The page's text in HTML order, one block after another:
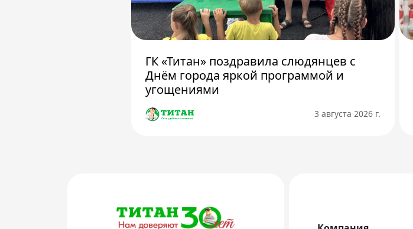
ГК «Титан» поздравила слюдянцев с
Днём города яркой программой и
угощениями
3 августа 2026 г.